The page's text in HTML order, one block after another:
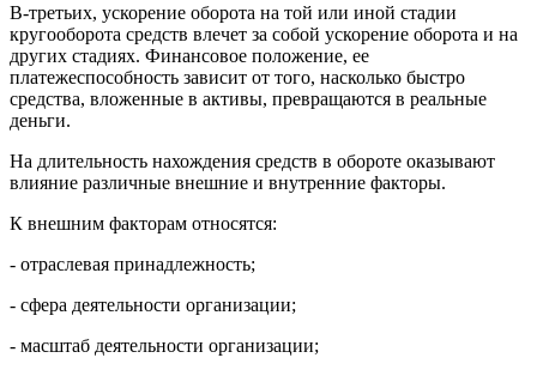
В-третьих, ускорение оборота на той или иной стадии
кругооборота средств влечет за собой ускорение оборота и на
других стадиях. Финансовое положение, ее
платежеспособность зависит от того, насколько быстро
средства, вложенные в активы, превращаются в реальные
деньги.
На длительность нахождения средств в обороте оказывают
влияние различные внешние и внутренние факторы.
К внешним факторам относятся:
- отраслевая принадлежность;
- сфера деятельности организации;
- масштаб деятельности организации;